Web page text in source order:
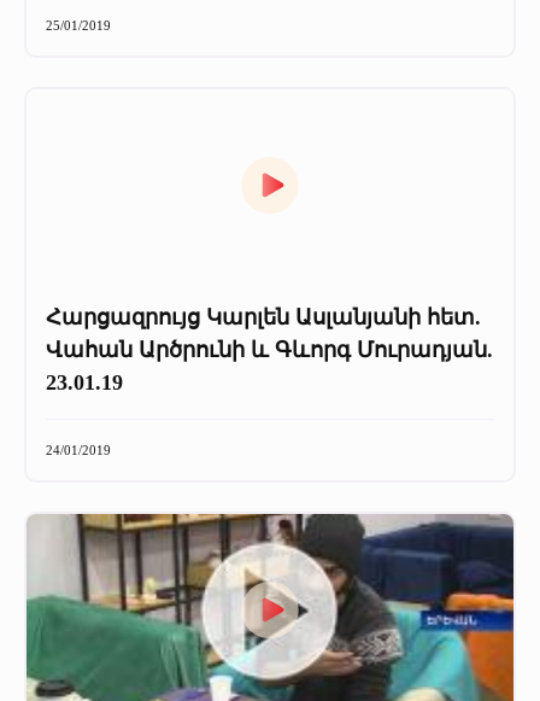
25/01/2019
Հարցազրույց Կարլեն Ասլանյանի հետ.
Վահան Արծրունի և Գևորգ Մուրադյան.
23.01.19
24/01/2019